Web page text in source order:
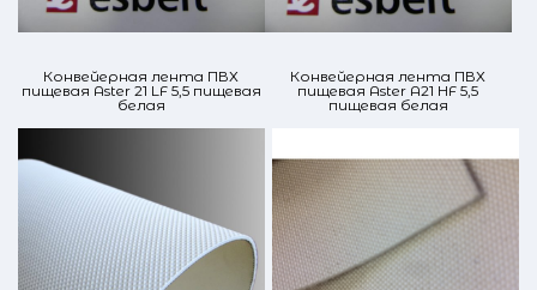
Конвейерная лента ПВХ
пищевая Aster 21 LF 5,5 пищевая
белая
Конвейерная лента ПВХ
пищевая Aster A21 HF 5,5
пищевая белая